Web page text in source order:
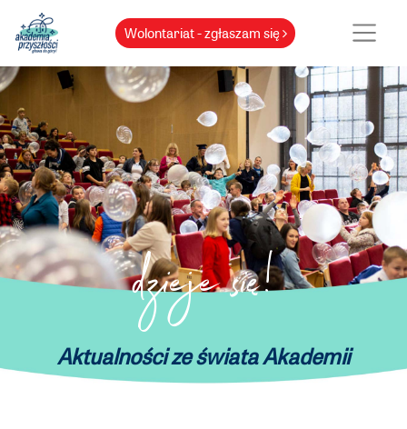
Wolontariat - zgłaszam się
dzieje się!
Aktualności ze świata Akademii